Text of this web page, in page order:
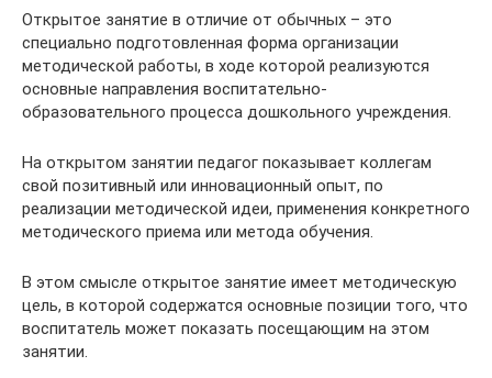
Открытое занятие в отличие от обычных – это
специально подготовленная форма организации
методической работы, в ходе которой реализуются
основные направления воспитательно-
образовательного процесса дошкольного учреждения.
На открытом занятии педагог показывает коллегам
свой позитивный или инновационный опыт, по
реализации методической идеи, применения конкретного
методического приема или метода обучения.
В этом смысле открытое занятие имеет методическую
цель, в которой содержатся основные позиции того, что
воспитатель может показать посещающим на этом
занятии.